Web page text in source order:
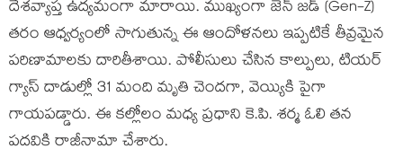
దేశవ్యాప్త ఉద్యమంగా మారాయి. ముఖ్యంగా జెన్‌ జడ్‌ (Gen-Z)
తరం ఆధ్వర్యంలో సాగుతున్న ఈ ఆందోళనలు ఇప్పటికే తీవ్రమైన
పరిణామాలకు దారితీశాయి. పోలీసులు చేసిన కాల్పులు, టియర్‌
గ్యాస్‌ దాడుల్లో 31 మంది మృతి చెందగా, వెయ్యికి పైగా
గాయపడ్డారు. ఈ కల్లోలం మధ్య ప్రధాని కె.పి. శర్మ ఓలి తన
పదవికి రాజీనామా చేశారు.